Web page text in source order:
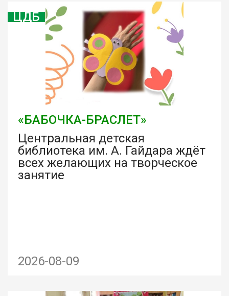
ЦДБ
«БАБОЧКА-БРАСЛЕТ»
Центральная детская
библиотека им. А. Гайдара ждёт
всех желающих на творческое
занятие
2026-08-09